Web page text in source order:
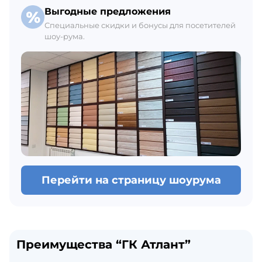
Выгодные предложения
Специальные скидки и бонусы для посетителей
шоу-рума.
Перейти на страницу шоурума
Преимущества “ГК Атлант”